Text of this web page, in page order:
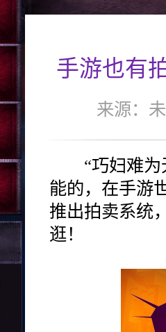
手游也有
来源：
“巧妇难为
能的，在手游
推出拍卖系统
逛！